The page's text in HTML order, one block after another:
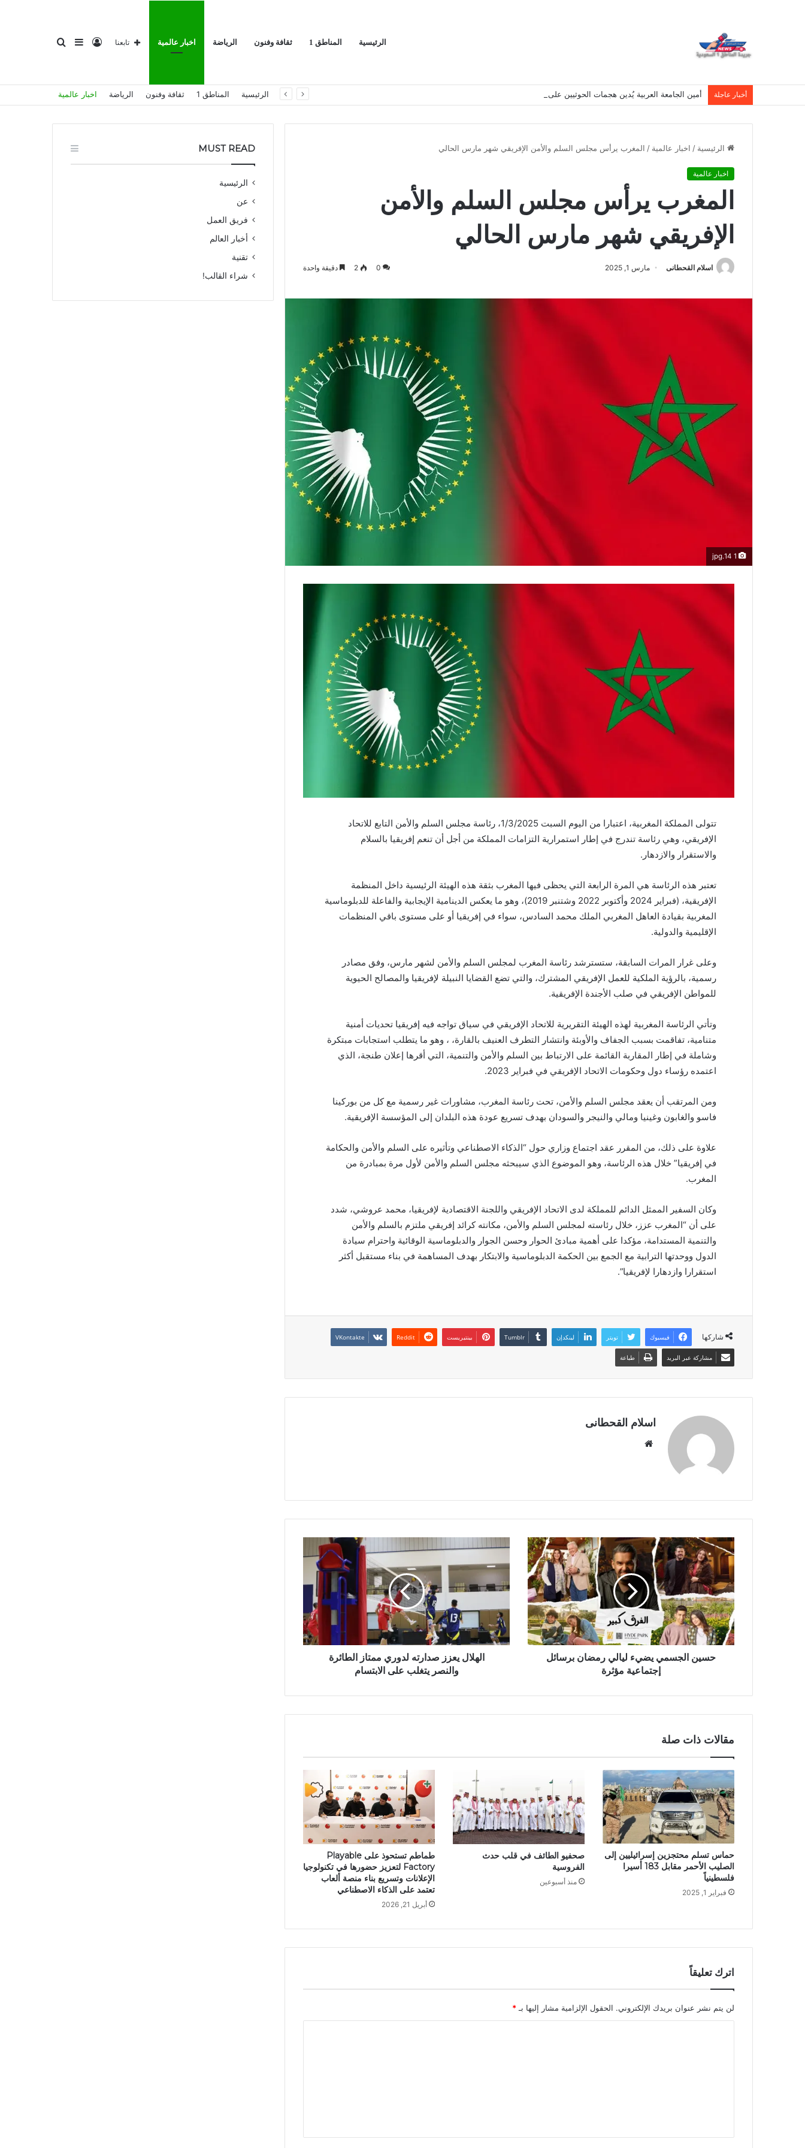
الرئيسية المناطق 1 ثقافة وفنون الرياضة اخبار عالمية
عن
إضافة
عمود
تسجيل
الدخول
تابعنا
أخبار عاجلة أمين الجامعة العربية يُدين هجمات الحوثيين على نجران ويدعو لوقف التصعيد الرئيسية المناطق 1 ثقافة وفنون الرياضة اخبار عالمية
الرئيسية / اخبار عالمية / المغرب يرأس مجلس السلم والأمن الإفريقي شهر مارس الحالي
اخبار عالمية
المغرب يرأس مجلس السلم والأمن
الإفريقي شهر مارس الحالي
اسلام القحطانى مارس 1, 2025 0
2 دقيقة واحدة
تتولى المملكة المغربية، اعتبارا من اليوم السبت 1/3/2025، رئاسة مجلس السلم والأمن التابع للاتحاد
الإفريقي، وهي رئاسة تندرج في إطار استمرارية التزامات المملكة من أجل أن تنعم إفريقيا بالسلام
والاستقرار والازدهار.
تعتبر هذه الرئاسة هي المرة الرابعة التي يحظى فيها المغرب بثقة هذه الهيئة الرئيسية داخل المنظمة
الإفريقية، (فبراير 2024 وأكتوبر 2022 وشتنبر 2019)، وهو ما يعكس الدينامية الإيجابية والفاعلة للدبلوماسية
المغربية بقيادة العاهل المغربي الملك محمد السادس، سواء في إفريقيا أو على مستوى باقي المنظمات
الإقليمية والدولية.
وعلى غرار المرات السابقة، ستسترشد رئاسة المغرب لمجلس السلم والأمن لشهر مارس، وفق مصادر
رسمية، بالرؤية الملكية للعمل الإفريقي المشترك، والتي تضع القضايا النبيلة لإفريقيا والمصالح الحيوية
للمواطن الإفريقي في صلب الأجندة الإفريقية.
وتأتي الرئاسة المغربية لهذه الهيئة التقريرية للاتحاد الإفريقي في سياق تواجه فيه إفريقيا تحديات أمنية
متنامية، تفاقمت بسبب الجفاف والأوبئة وانتشار التطرف العنيف بالقارة، ، وهو ما يتطلب استجابات مبتكرة
وشاملة في إطار المقاربة القائمة على الارتباط بين السلم والأمن والتنمية، التي أقرها إعلان طنجة، الذي
اعتمده رؤساء دول وحكومات الاتحاد الإفريقي في فبراير 2023.
ومن المرتقب أن يعقد مجلس السلم والأمن، تحت رئاسة المغرب، مشاورات غير رسمية مع كل من بوركينا
فاسو والغابون وغينيا ومالي والنيجر والسودان بهدف تسريع عودة هذه البلدان إلى المؤسسة الإفريقية.
علاوة على ذلك، من المقرر عقد اجتماع وزاري حول “الذكاء الاصطناعي وتأثيره على السلم والأمن والحكامة
في إفريقيا” خلال هذه الرئاسة، وهو الموضوع الذي سيبحثه مجلس السلم والأمن لأول مرة بمبادرة من
المغرب.
وكان السفير الممثل الدائم للمملكة لدى الاتحاد الإفريقي واللجنة الاقتصادية لإفريقيا، محمد عروشي، شدد
على أن “المغرب عزز، خلال رئاسته لمجلس السلم والأمن، مكانته كرائد إفريقي ملتزم بالسلم والأمن
والتنمية المستدامة، مؤكدا على أهمية مبادئ الحوار وحسن الجوار والدبلوماسية الوقائية واحترام سيادة
الدول ووحدتها الترابية مع الجمع بين الحكمة الدبلوماسية والابتكار بهدف المساهمة في بناء مستقبل أكثر
استقرارا وازدهارا لإفريقيا”.
شاركها فيسبوك تويتر لينكدإن بينتيريست
مشاركة عبر البريد طباعة
اسلام القحطانى
ا
ي
ب
حسين الجسمي يضيء ليالي رمضان برسائل
إجتماعية مؤثرة
الهلال يعزز صدارته لدوري ممتاز الطائرة
والنصر يتغلب على الابتسام
مقالات ذات صلة
حماس تسلم محتجزين إسرائيليين إلى
الصليب الأحمر مقابل 183 أسيرا
فلسطينياً
فبراير 1, 2025
صحفيو الطائف في قلب حدث
الفروسية
منذ أسبوعين
طماطم تستحوذ على Playable
Factory لتعزيز حضورها في تكنولوجيا
الإعلانات وتسريع بناء منصة ألعاب
تعتمد على الذكاء الاصطناعي
أبريل 21, 2026
اترك تعليقاً
لن يتم نشر عنوان بريدك الإلكتروني. الحقول الإلزامية مشار إليها بـ *
ق
MUST READ
الرئيسية
عن
فريق العمل
أخبار العالم
تقنية
شراء القالب!